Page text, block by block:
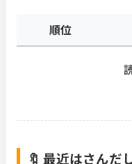
順位
🔖 最近はさんだ